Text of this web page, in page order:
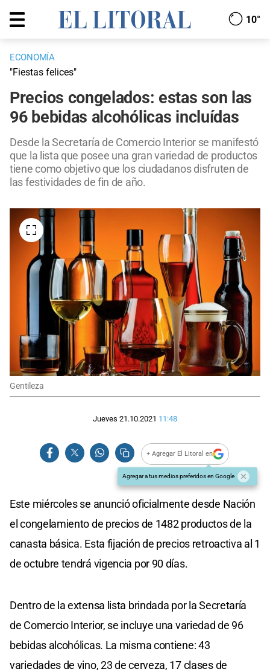
10°
ECONOMÍA
"Fiestas felices"
Precios congelados: estas son las
96 bebidas alcohólicas incluídas
Desde la Secretaría de Comercio Interior se manifestó
que la lista que posee una gran variedad de productos
tiene como objetivo que los ciudadanos disfruten de
las festividades de fin de año.
Gentileza
Jueves 21.10.2021 11:48
+ Agregar El Litoral en
Agregar a tus medios preferidos en Google
Este miércoles se anunció oficialmente desde Nación
el congelamiento de precios de 1482 productos de la
canasta básica. Esta fijación de precios retroactiva al 1
de octubre tendrá vigencia por 90 días.
Dentro de la extensa lista brindada por la Secretaría
de Comercio Interior, se incluye una variedad de 96
bebidas alcohólicas. La misma contiene: 43
variedades de vino, 23 de cerveza, 17 clases de